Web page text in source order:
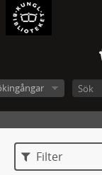
Filter